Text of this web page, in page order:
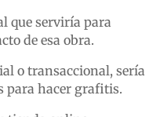
que serviría para
de esa obra.
o transaccional, sería
para hacer grafitis.